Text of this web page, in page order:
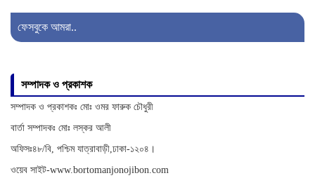
সাজেকগামী পর্যটকবাহী যানবাহন
দুর্ঘটনায় আহতদের উদ্ধারে সেনাবাহিনী
ফেসবুকে আমরা..
সম্পাদক ও প্রকাশক
সম্পাদক ও প্রকাশকঃ মোঃ ওমর ফারুক চৌধুরী
বার্তা সম্পাদকঃ মোঃ লস্কর আলী
অফিসঃ৪৮/বি, পশ্চিম যাত্রাবাড়ী,ঢাকা-১২০৪।
ওয়েব সাইট-www.bortomanjonojibon.com